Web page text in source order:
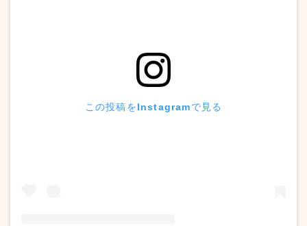
この投稿をInstagramで見る